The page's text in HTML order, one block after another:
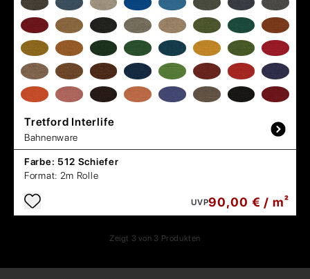
Tretford Interlife
Bahnenware
Farbe: 512 Schiefer
Format: 2m Rolle
UVP90,00 € / m²
Zeigt 3 von 3 Produkten